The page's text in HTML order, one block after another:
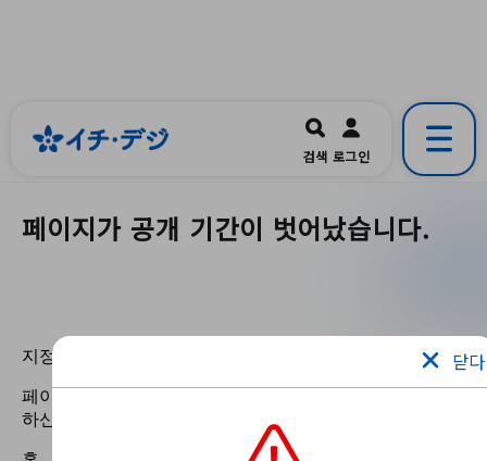
一宮市公式の地域情報ポータルアプリ
開く
검색 로그인
페이지가 공개 기간이 벗어났습니다.
닫다